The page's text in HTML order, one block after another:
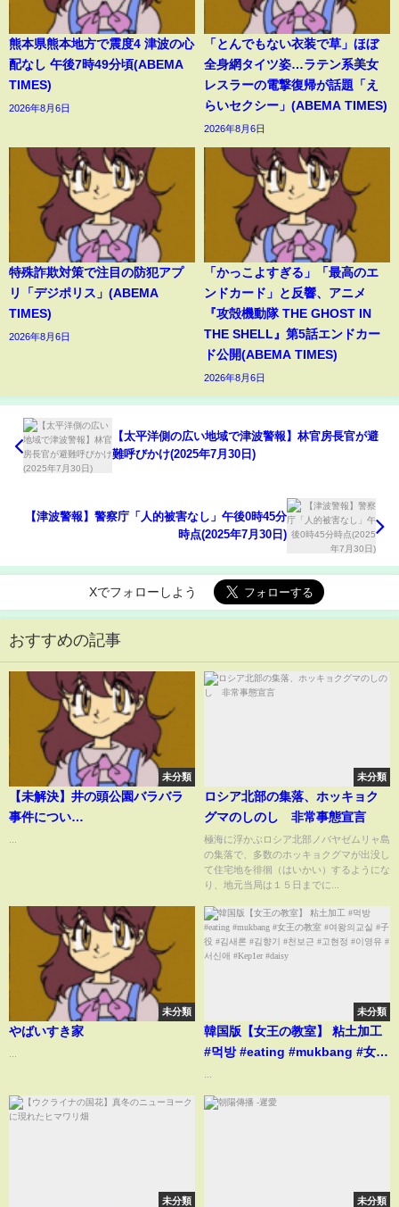
熊本県熊本地方で震度4 津波の心
配なし 午後7時49分頃(ABEMA
TIMES)
2026年8月6日
「とんでもない衣装で草」ほぼ
全身網タイツ姿…ラテン系美女
レスラーの電撃復帰が話題「え
らいセクシー」(ABEMA TIMES)
2026年8月6日
特殊詐欺対策で注目の防犯アプ
リ「デジポリス」(ABEMA
TIMES)
2026年8月6日
「かっこよすぎる」「最高のエ
ンドカード」と反響、アニメ
『攻殻機動隊 THE GHOST IN
THE SHELL』第5話エンドカー
ド公開(ABEMA TIMES)
2026年8月6日
【太平洋側の広い地域で津波警報】林官房長官が避
難呼びかけ(2025年7月30日)
【津波警報】警察庁「人的被害なし」午後0時45分
時点(2025年7月30日)
Xでフォローしよう
おすすめの記事
未分類
【未解決】井の頭公園バラバラ
事件につい
未分類
ロシア北部の集落、ホッキョク
グマのしのし 非常事態宣言
極海に浮かぶロシア北部ノバヤゼムリャ島
の集落で、多数のホッキョクグマが出没し
て住宅地を徘徊（はいかい）するようにな
り、地元当局は１５日までに...
未分類
やばいすき家
未分類
韓国版【女王の教室】 粘土加工
#먹방 #eating #mukbang #女王
론 #김향기 #천보근 #고현정 #이
영유 #서신애 #Kep1er #daisy
未分類 未分類